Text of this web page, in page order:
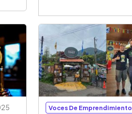
Voces De Emprendimiento